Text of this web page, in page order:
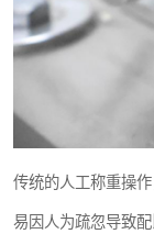
传统的人工称重操
易因人为疏忽导致